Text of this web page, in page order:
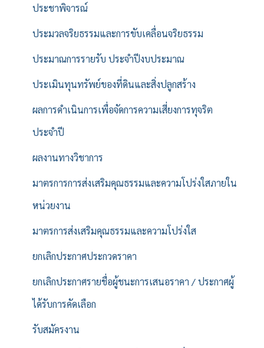
ประชาพิจารณ์
ประมวลจริยธรรมและการขับเคลื่อนจริยธรรม
ประมาณการรายรับ ประจำปีงบประมาณ
ประเมินทุนทรัพย์ของที่ดินและสิ่งปลูกสร้าง
ผลการดำเนินการเพื่อจัดการความเสี่ยงการทุจริต
ประจำปี
ผลงานทางวิชาการ
มาตรการการส่งเสริมคุณธรรมและความโปร่งใสภายใน
หน่วยงาน
มาตรการส่งเสริมคุณธรรมและความโปร่งใส
ยกเลิกประกาศประกวดราคา
ยกเลิกประกาศรายชื่อผู้ชนะการเสนอราคา / ประกาศผู้
ได้รับการคัดเลือก
รับสมัครงาน